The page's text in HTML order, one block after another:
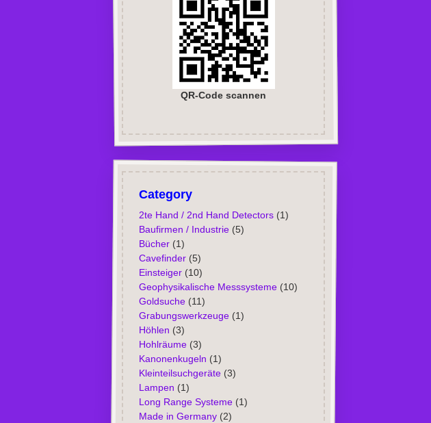
QR-Code scannen
Category
2te Hand / 2nd Hand Detectors(1)
Baufirmen / Industrie(5)
Bücher(1)
Cavefinder(5)
Einsteiger(10)
Geophysikalische Messsysteme(10)
Goldsuche(11)
Grabungswerkzeuge(1)
Höhlen (3)
Hohlräume(3)
Kanonenkugeln (1)
Kleinteilsuchgeräte(3)
Lampen (1)
Long Range Systeme(1)
Made in Germany(2)